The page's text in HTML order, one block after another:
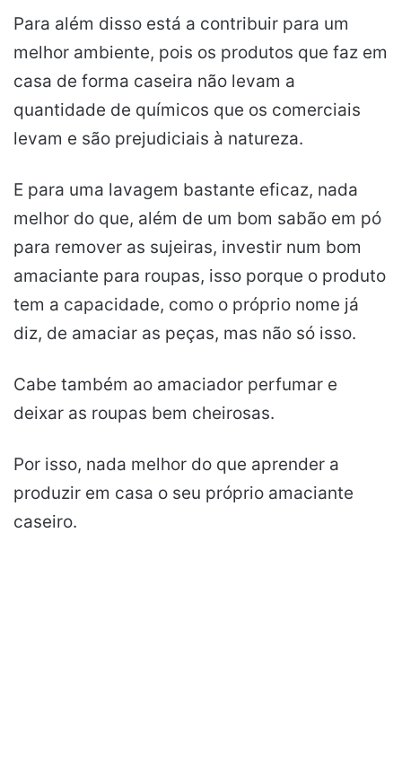
Para além disso está a contribuir para um
melhor ambiente, pois os produtos que faz em
casa de forma caseira não levam a
quantidade de químicos que os comerciais
levam e são prejudiciais à natureza.
E para uma lavagem bastante eficaz, nada
melhor do que, além de um bom sabão em pó
para remover as sujeiras, investir num bom
amaciante para roupas, isso porque o produto
tem a capacidade, como o próprio nome já
diz, de amaciar as peças, mas não só isso.
Cabe também ao amaciador perfumar e
deixar as roupas bem cheirosas.
Por isso, nada melhor do que aprender a
produzir em casa o seu próprio amaciante
caseiro.